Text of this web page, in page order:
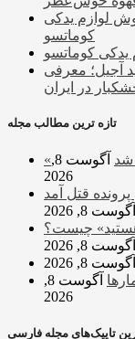
لوازم یدکی
کوماتسو
کوماتسو
آجیل؛ معرفی
تازه ترین مطالب مجله
شد
آگوست 8,
2026
قتل آمد
آگوست 8, 2026
چیست؟
آگوست 8, 2026
آگوست 8, 2026
آگوست 8,
2026
تایپک‌های مجله فارسی